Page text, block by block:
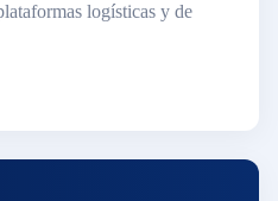
logísticas y de